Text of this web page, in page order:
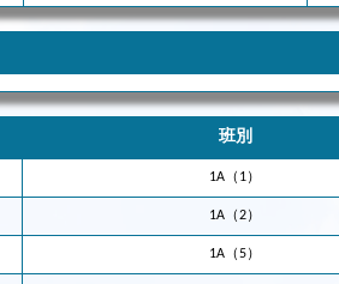
班別
1A（1）
1A（2）
1A（5）